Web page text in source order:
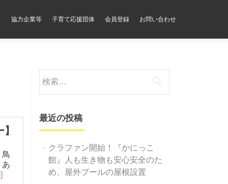
協力企業等 子育て応援団体 会員登録 お問い合わせ
索:
最近の投稿
クラファン開始！『かにっこ
館』人も生き物も安心安全のた
め、屋外プールの屋根設置